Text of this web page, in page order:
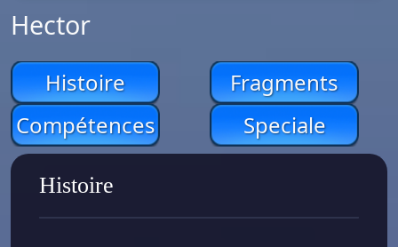
Hector
Histoire
Fragments
Compétences
Speciale
Histoire